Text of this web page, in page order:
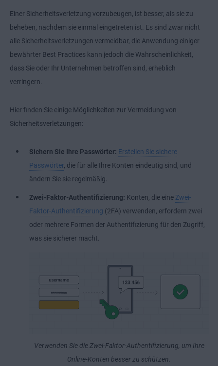
Einer Sicherheitsverletzung vorzubeugen, ist besser, als sie zu
beheben, nachdem sie einmal eingetreten ist. Es sind zwar nicht
alle Sicherheitsverletzungen vermeidbar, die Anwendung einiger
bewährter Best Practices kann jedoch die Wahrscheinlichkeit,
dass Sie oder Ihr Unternehmen betroffen sind, erheblich
verringern.
Hier finden Sie einige Möglichkeiten zur Vermeidung von
Sicherheitsverletzungen:
Sichern Sie Ihre Passwörter: Erstellen Sie sichere
Passwörter , die für alle Ihre Konten eindeutig sind, und
ändern Sie sie regelmäßig.
Zwei-Faktor-Authentifizierung: Konten, die eine Zwei-
Faktor-Authentifizierung (2FA) verwenden, erfordern zwei
oder mehrere Formen der Authentifizierung für den Zugriff,
was sie sicherer macht.
Verwenden Sie die Zwei-Faktor-Authentifizierung, um Ihre
Online-Konten besser zu schützen.